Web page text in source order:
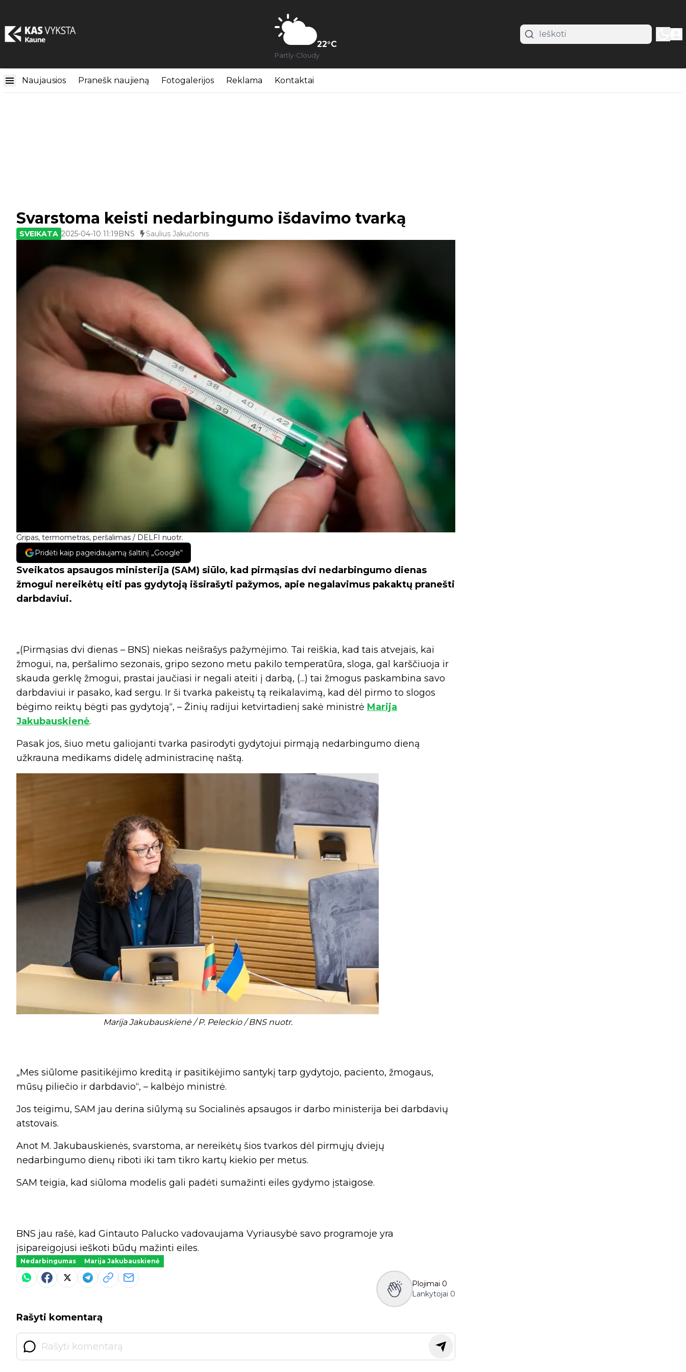
22°C
Partly-Cloudy
Naujausios Pranešk naujieną Fotogalerijos Reklama Kontaktai
Gripas, termometras, peršalimas / DELFI nuotr.
Svarstoma keisti nedarbingumo išdavimo tvarką
SVEIKATA 2025-04-10 11:19BNS Saulius Jakučionis
Pridėti kaip pageidaujamą šaltinį „Google“
Sveikatos apsaugos ministerija (SAM) siūlo, kad pirmąsias dvi nedarbingumo dienas
žmogui nereikėtų eiti pas gydytoją išsirašyti pažymos, apie negalavimus pakaktų pranešti
darbdaviui.
„(Pirmąsias dvi dienas – BNS) niekas neišrašys pažymėjimo. Tai reiškia, kad tais atvejais, kai
žmogui, na, peršalimo sezonais, gripo sezono metu pakilo temperatūra, sloga, gal karščiuoja ir
skauda gerklę žmogui, prastai jaučiasi ir negali ateiti į darbą, (...) tai žmogus paskambina savo
darbdaviui ir pasako, kad sergu. Ir ši tvarka pakeistų tą reikalavimą, kad dėl pirmo to slogos
bėgimo reiktų bėgti pas gydytoją“, – Žinių radijui ketvirtadienį sakė ministrė Marija
Jakubauskienė.
Pasak jos, šiuo metu galiojanti tvarka pasirodyti gydytojui pirmąją nedarbingumo dieną
užkrauna medikams didelę administracinę naštą.
Marija Jakubauskienė / P. Peleckio / BNS nuotr.
„Mes siūlome pasitikėjimo kreditą ir pasitikėjimo santykį tarp gydytojo, paciento, žmogaus,
mūsų piliečio ir darbdavio“, – kalbėjo ministrė.
Jos teigimu, SAM jau derina siūlymą su Socialinės apsaugos ir darbo ministerija bei darbdavių
atstovais.
Anot M. Jakubauskienės, svarstoma, ar nereikėtų šios tvarkos dėl pirmųjų dviejų
nedarbingumo dienų riboti iki tam tikro kartų kiekio per metus.
SAM teigia, kad siūloma modelis gali padėti sumažinti eiles gydymo įstaigose.
BNS jau rašė, kad Gintauto Palucko vadovaujama Vyriausybė savo programoje yra
įsipareigojusi ieškoti būdų mažinti eiles.
Nedarbingumas Marija Jakubauskienė
Plojimai 0
Lankytojai 0
Rašyti komentarą